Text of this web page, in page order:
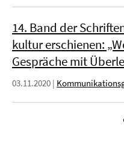
14. Band der
kultur erschienen:
Gespräche mit
03.11.2020 |